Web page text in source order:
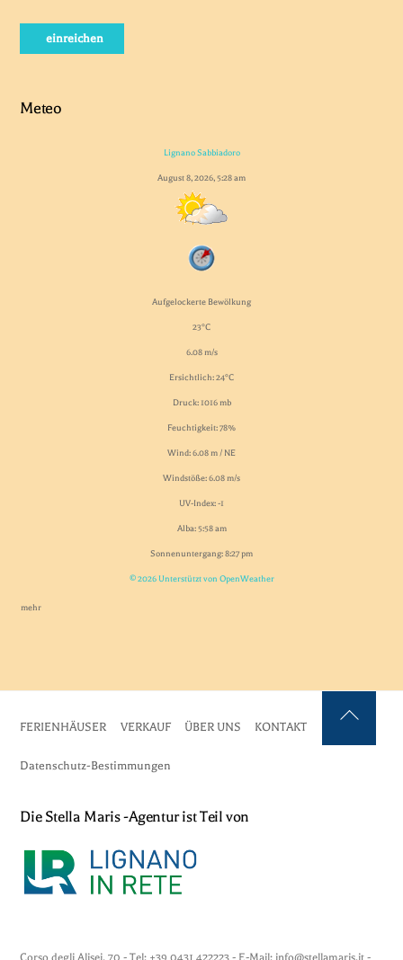
einreichen
Meteo
Lignano Sabbiadoro
August 8, 2026, 5:28 am
Aufgelockerte Bewölkung
23°C
6.08 m/s
Ersichtlich: 24°C
Druck: 1016 mb
Feuchtigkeit: 78%
Wind: 6.08 m / NE
Windstöße: 6.08 m/s
UV-Index: -1
Alba: 5:58 am
Sonnenuntergang: 8:27 pm
© 2026 Unterstützt von OpenWeather
mehr
FERIENHÄUSER VERKAUF ÜBER UNS KONTAKT
Datenschutz-Bestimmungen
Die Stella Maris -Agentur ist Teil von